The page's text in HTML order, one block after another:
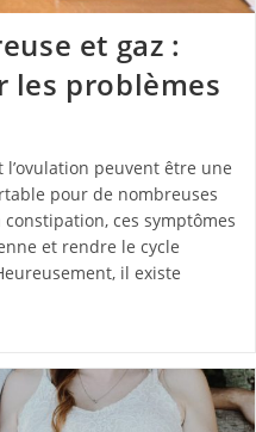
et gaz :
les problèmes
peuvent être une
pour de nombreuses
ces symptômes
et rendre le cycle
il existe